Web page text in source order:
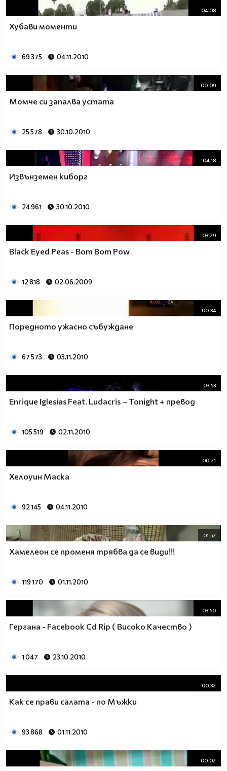
04:08
Хубави моменти
69 375 04.11.2010
00:09
Момче си запалва устата
25 578 30.10.2010
04:18
Извънземен киборг
24 961 30.10.2010
03:29
Black Eyed Peas - Bom Bom Pow
12 818 02.06.2009
00:34
Поредното ужасно събуждане
67 573 03.11.2010
03:53
Enrique Iglesias Feat. Ludacris – Tonight + превод
105 519 02.11.2010
00:21
Хелоуин Маска
92 145 04.11.2010
01:52
Хамелеон се променя трябва да се види!!!
119 170 01.11.2010
03:50
Гергана - Facebook Cd Rip ( Високо Качество )
1 047 23.10.2010
00:32
Как се прави салата - по Мъжки
93 868 01.11.2010
00:02